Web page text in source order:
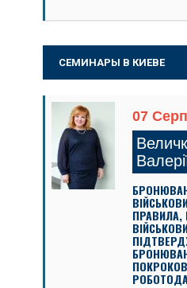
СЕМИНАРЫ В КИЕВЕ
07
ПРАВИЛА,